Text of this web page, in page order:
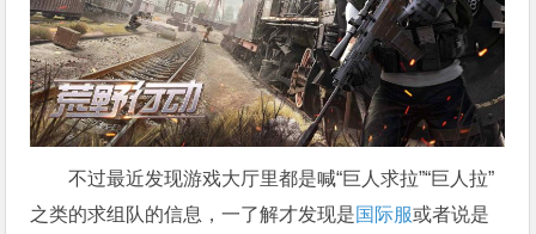
不过最近发现游戏大厅里都是喊“巨人求拉”“巨人拉”
之类的求组队的信息，一了解才发现是国际服或者说是